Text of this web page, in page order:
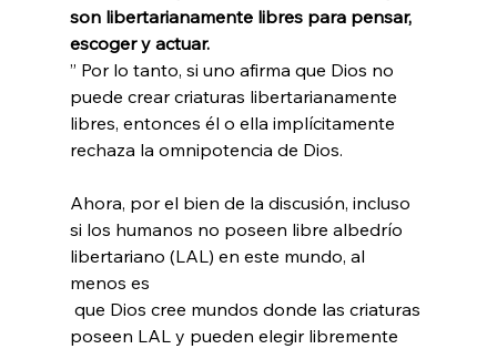
son libertarianamente libres para pensar,
escoger y actuar.
” Por lo tanto, si uno afirma que Dios no
puede crear criaturas libertarianamente
libres, entonces él o ella implícitamente
rechaza la omnipotencia de Dios.
Ahora, por el bien de la discusión, incluso
si los humanos no poseen libre albedrío
libertariano (LAL) en este mundo, al
menos es
poseen LAL y pueden elegir libremente